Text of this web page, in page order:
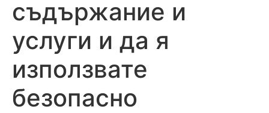
съдържание и
услуги и да я
използвате
безопасно